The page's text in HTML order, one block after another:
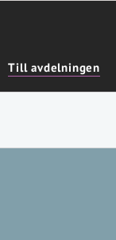
Till avdelningen